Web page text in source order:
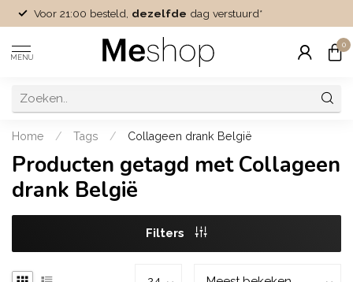
Voor 21:00 besteld, dezelfde dag verstuurd*
MENU
0
Home / Tags / Collageen drank België
Producten getagd met Collageen
drank België
Filters